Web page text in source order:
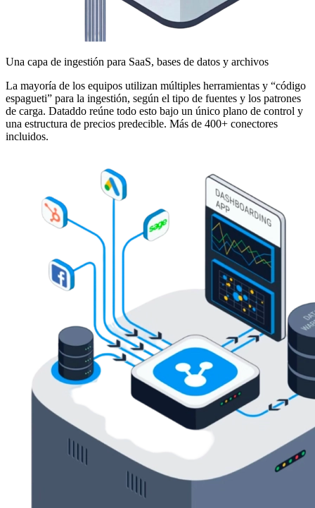
Una capa de ingestión para SaaS, bases de datos y archivos
La mayoría de los equipos utilizan múltiples herramientas y “código
espagueti” para la ingestión, según el tipo de fuentes y los patrones
de carga. Dataddo reúne todo esto bajo un único plano de control y
una estructura de precios predecible. Más de 400+ conectores
incluidos.